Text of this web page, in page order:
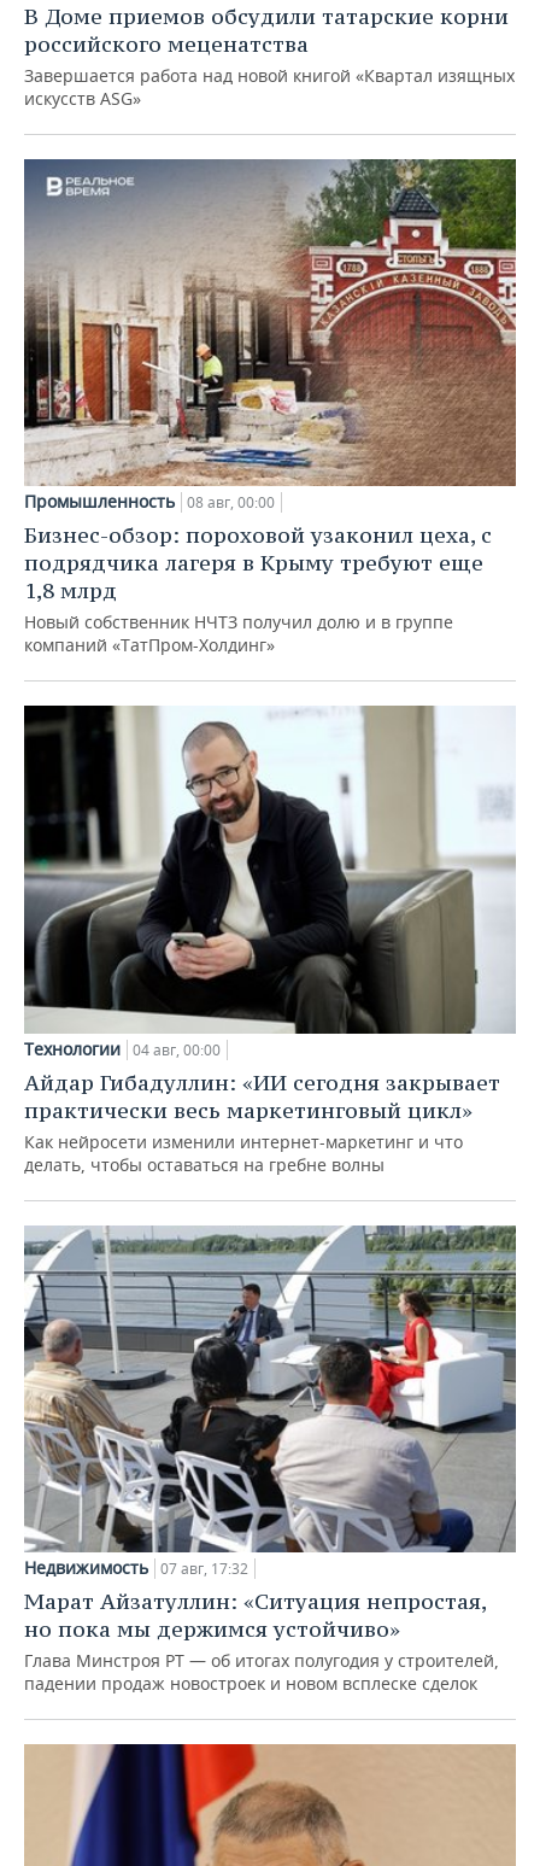
В Доме приемов обсудили татарские корни
российского меценатства
Завершается работа над новой книгой «Квартал изящных
искусств ASG»
Промышленность 08 авг, 00:00
Бизнес-обзор: пороховой узаконил цеха, с
подрядчика лагеря в Крыму требуют еще
1,8 млрд
Новый собственник НЧТЗ получил долю и в группе
компаний «ТатПром-Холдинг»
Технологии 04 авг, 00:00
Айдар Гибадуллин: «ИИ сегодня закрывает
практически весь маркетинговый цикл»
Как нейросети изменили интернет-маркетинг и что
делать, чтобы оставаться на гребне волны
Недвижимость 07 авг, 17:32
Марат Айзатуллин: «Ситуация непростая,
но пока мы держимся устойчиво»
Глава Минстроя РТ — об итогах полугодия у строителей,
падении продаж новостроек и новом всплеске сделок